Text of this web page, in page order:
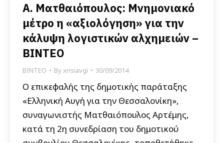
Α. Ματθαιόπουλος: Μνημονιακό
μέτρο η «αξιολόγηση» για την
κάλυψη λογιστικών αλχημειών –
ΒΙΝΤΕΟ
ΒΙΝΤΕΟ Byxrisiavgi 30/09/2014
Ο επικεφαλής της δημοτικής παράταξης
«Ελληνική Αυγή για την Θεσσαλονίκη»,
συναγωνιστής Ματθαιόπουλος Αρτέμης,
κατά τη 2η συνεδρίαση του δημοτικού